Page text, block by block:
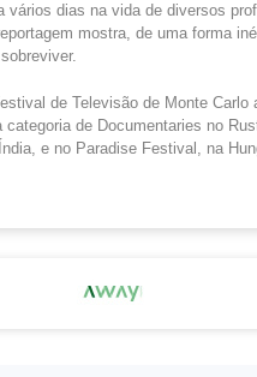
vários dias na vida de diversos
mostra, de uma forma
de Televisão de Monte
de Documentaries no
e no Paradise Festival, na